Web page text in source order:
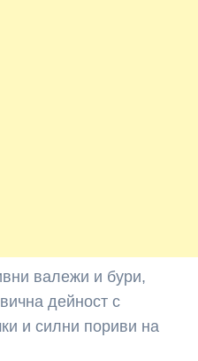
валежи и бури,
дейност с
и силни пориви на